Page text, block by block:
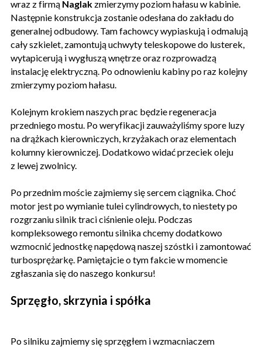
wraz z firmą Naglak zmierzymy poziom hałasu w kabinie.
Następnie konstrukcja zostanie odesłana do zakładu do
generalnej odbudowy. Tam fachowcy wypiaskują i odmalują
cały szkielet, zamontują uchwyty teleskopowe do lusterek,
wytapicerują i wygłuszą wnętrze oraz rozprowadzą
instalację elektryczną. Po odnowieniu kabiny po raz kolejny
zmierzymy poziom hałasu.
Kolejnym krokiem naszych prac będzie regeneracja
przedniego mostu. Po weryfikacji zauważyliśmy spore luzy
na drążkach kierowniczych, krzyżakach oraz elementach
kolumny kierowniczej. Dodatkowo widać przeciek oleju
z lewej zwolnicy.
Po przednim moście zajmiemy się sercem ciągnika. Choć
motor jest po wymianie tulei cylindrowych, to niestety po
rozgrzaniu silnik traci ciśnienie oleju. Podczas
kompleksowego remontu silnika chcemy dodatkowo
wzmocnić jednostkę napędową naszej szóstki i zamontować
turbosprężarkę. Pamiętajcie o tym fakcie w momencie
zgłaszania się do naszego konkursu!
Sprzęgło, skrzynia i spółka
Po silniku zajmiemy się sprzęgłem i wzmacniaczem